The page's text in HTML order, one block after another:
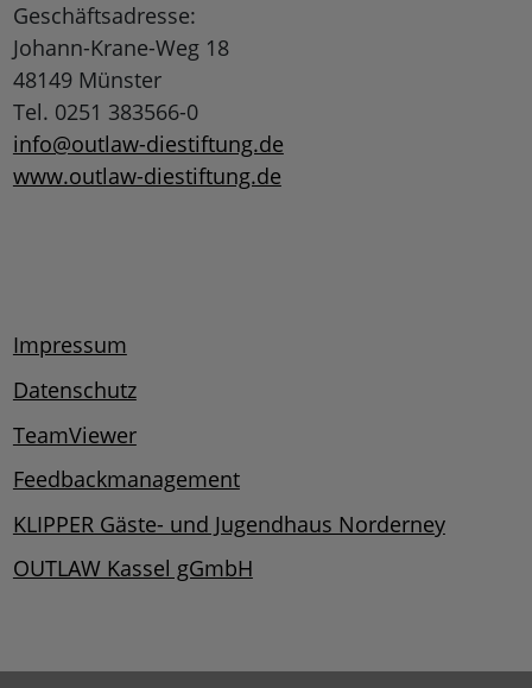
Geschäftsadresse:
Johann-Krane-Weg 18
48149 Münster
Tel. 0251 383566-0
info@outlaw-diestiftung.de
www.outlaw-diestiftung.de
Impressum
Datenschutz
TeamViewer
Feedbackmanagement
KLIPPER Gäste- und Jugendhaus Norderney
OUTLAW Kassel gGmbH